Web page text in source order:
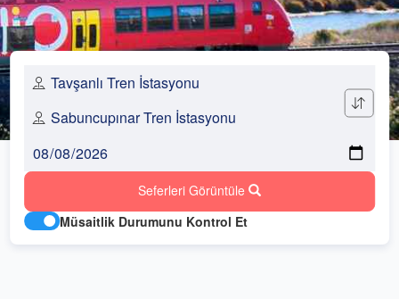
Seferleri Görüntüle
Müsaitlik Durumunu Kontrol Et